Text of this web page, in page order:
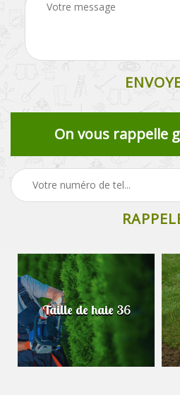
On vous rappelle
Taille de haie 36